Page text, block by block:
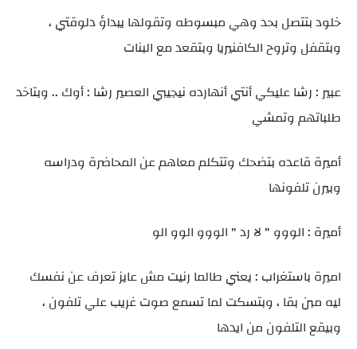
خلود بتتصل بحد وهي مبسوطه وتقولها يبداؤ دلوقتي ،
وبتقفل وتروح الكافنيريا وبتقعد مع البنات
عبير : رشا عليكي أنتي أنهارده نيجيبي العصير رشا : أوك .. وبتاخد
طلباتهم وتمشي
أميرة قاعده بتضحك وتتكلم معاهم عن المحاضرة ودراسه
وبيرن تلفونها
أميرة : الووو " لا رد " الووو الوو الو
اميرة باستغراب : يعني طالما رنيت مش عايز تعرف عن نفسك
ليه مبن بقا ، وبتسكت لما تسمع صوت غريب علي تلفون ،
وبيقع التلفون من ايدها